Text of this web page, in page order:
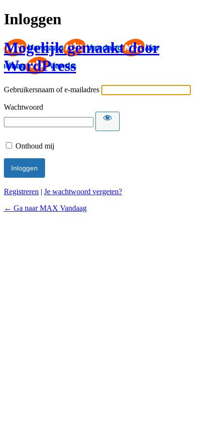
Inloggen
Mogelijk gemaakt door
WordPress
Gebruikersnaam of e-mailadres
Wachtwoord
Onthoud mij
Registreren | Je wachtwoord vergeten?
← Ga naar MAX Vandaag